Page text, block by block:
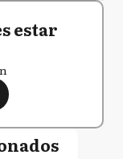
estar